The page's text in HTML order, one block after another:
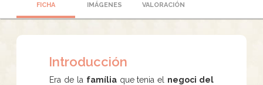
FICHA IMÁGENES VALORACIÓN
Introducción
Era de la famíliaque tenia el negoci del